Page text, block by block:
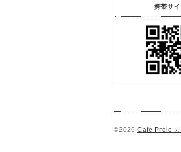
携帯サイ
©2026 Cafe Prele カ